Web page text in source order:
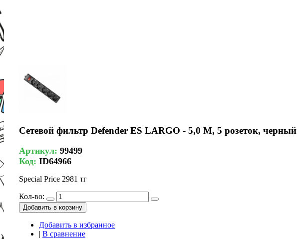
Сетевой фильтр Defender ES LARGO - 5,0 М, 5 розеток, черный
Артикул: 99499
Код: ID64966
Special Price 2981 тг
Кол-во:
Добавить в корзину
Добавить в избранное
| В сравнение